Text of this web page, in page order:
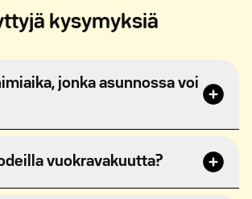
kysymyksiä
jonka asunnossa voi
ole määriteltyä minimiaikaa
ja irtisanomisaika on yksi
vuokravakuutta?